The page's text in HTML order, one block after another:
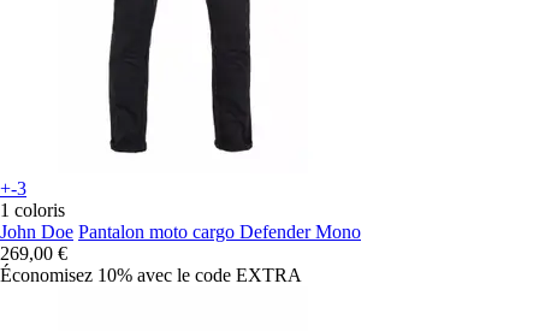
+-3
1 coloris
John Doe Pantalon moto cargo Defender Mono
269,00 €
Économisez 10% avec le code EXTRA